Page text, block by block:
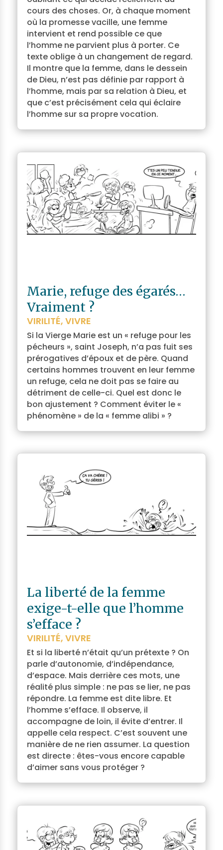
cours des choses. Or, à chaque moment
où la promesse vacille, une femme
intervient et rend possible ce que
l’homme ne parvient plus à porter. Ce
texte oblige à un changement de regard.
Il montre que la femme, dans le dessein
de Dieu, n’est pas définie par rapport à
l’homme, mais par sa relation à Dieu, et
que c’est précisément cela qui éclaire
l’homme sur sa propre vocation.
Marie, refuge des égarés…
Vraiment ?
VIRILITÉ, VIVRE
Si la Vierge Marie est un « refuge pour les
pécheurs », saint Joseph, n’a pas fuit ses
prérogatives d’époux et de père. Quand
certains hommes trouvent en leur femme
un refuge, cela ne doit pas se faire au
détriment de celle-ci. Quel est donc le
bon ajustement ? Comment éviter le «
phénomène » de la « femme alibi » ?
La liberté de la femme
exige-t-elle que l’homme
s’efface ?
VIRILITÉ, VIVRE
Et si la liberté n’était qu’un prétexte ? On
parle d’autonomie, d’indépendance,
d’espace. Mais derrière ces mots, une
réalité plus simple : ne pas se lier, ne pas
répondre. La femme est dite libre. Et
l’homme s’efface. Il observe, il
accompagne de loin, il évite d’entrer. Il
appelle cela respect. C’est souvent une
manière de ne rien assumer. La question
est directe : êtes-vous encore capable
d’aimer sans vous protéger ?